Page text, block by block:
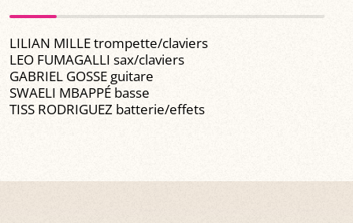
LILIAN MILLE trompette/claviers
LEO FUMAGALLI sax/claviers
GABRIEL GOSSE guitare
SWAELI MBAPPÉ basse
TISS RODRIGUEZ batterie/effets